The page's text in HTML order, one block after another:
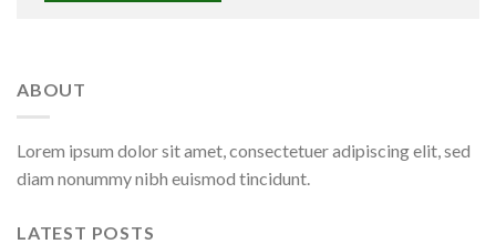
ABOUT
Lorem ipsum dolor sit amet, consectetuer adipiscing elit, sed
diam nonummy nibh euismod tincidunt.
LATEST POSTS